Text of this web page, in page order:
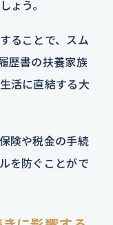
ょう。
ることで、スム
歴書の扶養家族
活に直結する大
険や税金の手続
を防ぐことがで